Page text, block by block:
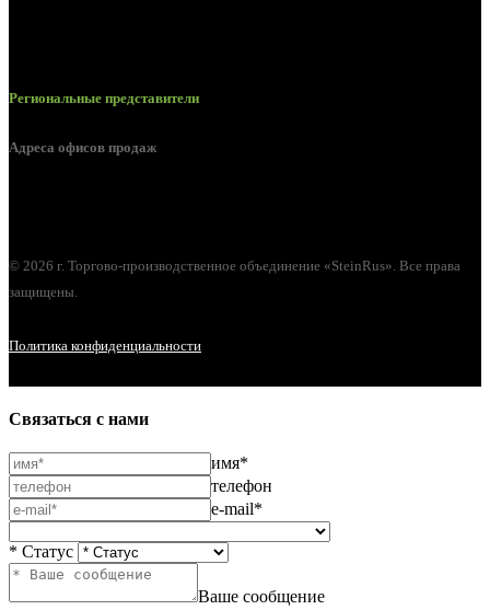
Региональные представители
Адреса офисов продаж
© 2026 г. Торгово-производственное объединение «SteinRus». Все права
защищены.
Политика конфиденциальности
Связаться с нами
имя*
телефон
e-mail*
* Статус
Ваше сообщение